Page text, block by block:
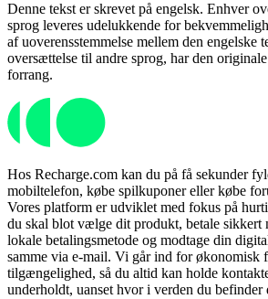
Denne tekst er skrevet på engelsk. Enhver
sprog leveres udelukkende for
af uoverensstemmelse mellem den engelske
oversættelse til andre sprog, har den
forrang.
Hos Recharge.com kan du på få sekunder
mobiltelefon, købe spilkuponer eller købe
Vores platform er udviklet med fokus på
du skal blot vælge dit produkt, betale sikkert
lokale betalingsmetode og modtage din
samme via e-mail. Vi går ind for økonomisk
tilgængelighed, så du altid kan holde
underholdt, uanset hvor i verden du befinder